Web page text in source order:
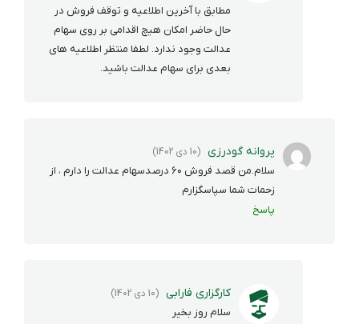
مطابق با آخرین اطلاعیه و توقف فروش در
حال حاضر امکان هیچ اقدامی بر روی سهام
عدالت وجود ندارد. لطفا منتظر اطلاعیه های
بعدی برای سهام عدالت باشید.
پروانه گودرزی (10 دی 1402)
سلام.من قصد فروش ۶۰ درصدسهام عدالت را دارم ، از
زحمات شما سپاسگزارم
پاسخ
کارگزاری فارابی (10 دی 1402)
سلام روز بخیر